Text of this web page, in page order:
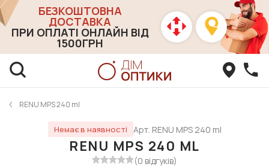
БЕЗКОШТОВНА
ДОСТАВКА
ПРИ ОПЛАТІ ОНЛАЙН ВІД
1500ГРН
RENU MPS 240 ml
Немає в наявності Арт. RENU MPS 240 ml
RENU MPS 240 ML
(0 відгуків)